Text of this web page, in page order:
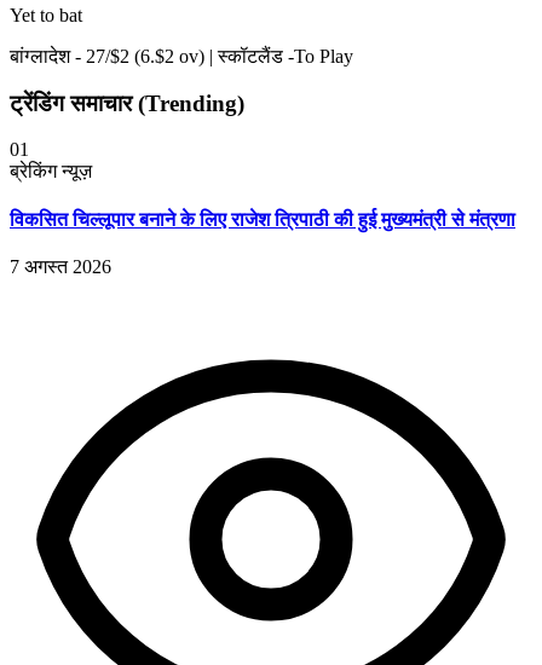
Yet to bat
बांग्लादेश - 27/$2 (6.$2 ov) | स्कॉटलैंड -To Play
ट्रेंडिंग समाचार (Trending)
01
ब्रेकिंग न्यूज़
विकसित चिल्लूपार बनाने के लिए राजेश त्रिपाठी की हुई मुख्यमंत्री से मंत्रणा
7 अगस्त 2026